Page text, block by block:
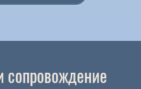
сопровождение